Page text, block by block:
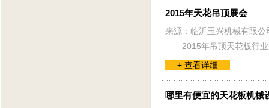
2015年天花吊顶展会
来源：临沂玉兴机械有限
2015年吊顶天花板行
+ 查看详细
哪里有便宜的天花板机械